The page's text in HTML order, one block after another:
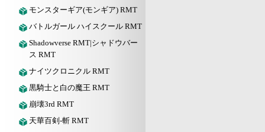
モンスターギア(モンギア) RMT
バトルガール ハイスクール RMT
Shadowverse RMT|シャドウバー
ス RMT
ナイツクロニクル RMT
黒騎士と白の魔王 RMT
崩壊3rd RMT
天華百剣-斬 RMT